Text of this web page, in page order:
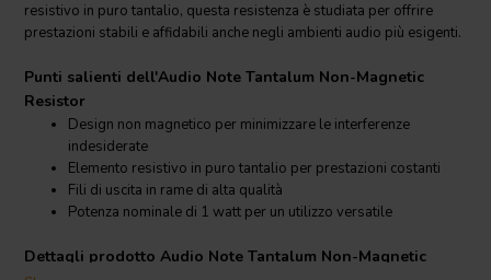
resistivo in puro tantalio, questa resistenza è studiata per offrire
prestazioni stabili e affidabili anche negli ambienti audio più esigenti.
Punti salienti dell'Audio Note Tantalum Non-Magnetic
Resistor
Design non magnetico per minimizzare le interferenze
indesiderate
Elemento resistivo in puro tantalio per prestazioni costanti
Fili di uscita in rame di alta qualità
Potenza nominale di 1 watt per un utilizzo versatile
Dettagli prodotto Audio Note Tantalum Non-Magnetic